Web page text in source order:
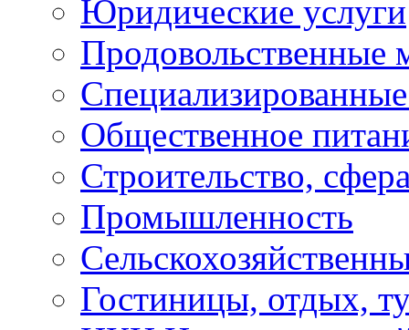
Юридические услуги
Продовольственные
Общественное
Строительство,
Промышленность
Гостиницы, отдых,